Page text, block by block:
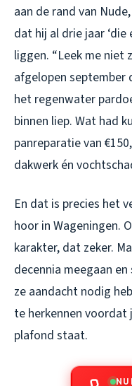
aan de rand van
dat hij al drie jaar ‘die
liggen. “Leek me niet
afgelopen september
het regenwater
binnen liep. Wat had
panreparatie van
dakwerk én
En dat is precies het
hoor in Wageningen.
karakter, dat zeker.
decennia meegaan
ze aandacht nodig
te herkennen
plafond staat.
NU